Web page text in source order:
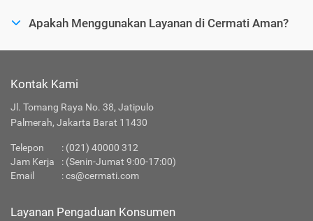
Apakah Menggunakan Layanan di Cermati Aman?
Kontak Kami
Jl. Tomang Raya No. 38, Jatipulo
Palmerah, Jakarta Barat 11430
Telepon : (021) 40000 312
Jam Kerja
: (Senin-Jumat 9:00-17:00)
Email
:cs@cermati.com
Layanan Pengaduan Konsumen